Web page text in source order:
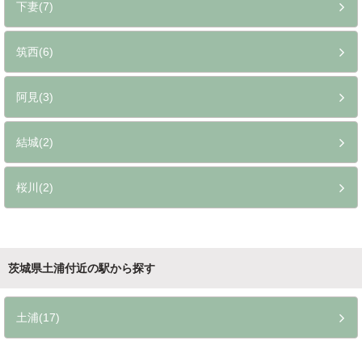
下妻(7)
筑西(6)
阿見(3)
結城(2)
桜川(2)
茨城県土浦付近の駅から探す
土浦(17)